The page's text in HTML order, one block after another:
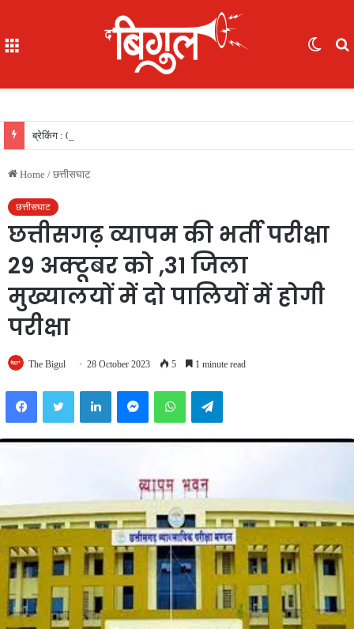
ब्रेकिंग : 05 IAS की नई पदस्थापना..देखिए सूची
Home / छत्तीसघाट
छत्तीसघाट
छत्तीसगढ़ व्यापम की भर्ती परीक्षा
29 अक्टूबर को ,31 जिला
मुख्यालयों में दो पालियों में होगी
परीक्षा
The Bigul 28 October 2023 5 1 minute read
FacebookTwitter LinkedInMessengerWhatsAppTelegram